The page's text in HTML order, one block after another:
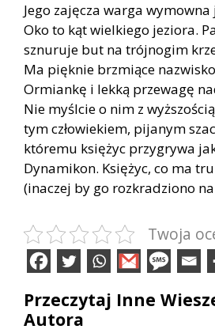
Jego zajęcza warga
Oko to kąt wielkiego jeziora.
sznuruje but na trójnogim
Ma pięknie brzmiące
Ormiankę i lekką przewagę
Nie myślcie o nim z
tym człowiekiem, pijanym
któremu księżyc przygrywa
Dynamikon. Księżyc, co ma
(inaczej by go rozkradziono
Twoja
Przeczytaj Inne
Autora